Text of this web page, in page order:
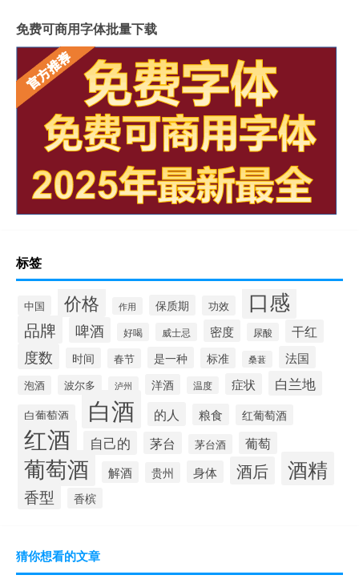
免费可商用字体批量下载
标签
中国 价格 作用 保质期 功效 口感
品牌 啤酒 好喝 威士忌 密度 尿酸 干红
度数 时间 春节 是一种 标准 桑葚 法国
泡酒 波尔多 泸州 洋酒 温度 症状 白兰地
白葡萄酒 白酒 的人 粮食 红葡萄酒
红酒 自己的 茅台 茅台酒 葡萄
葡萄酒 解酒 贵州 身体 酒后 酒精
香型 香槟
猜你想看的文章